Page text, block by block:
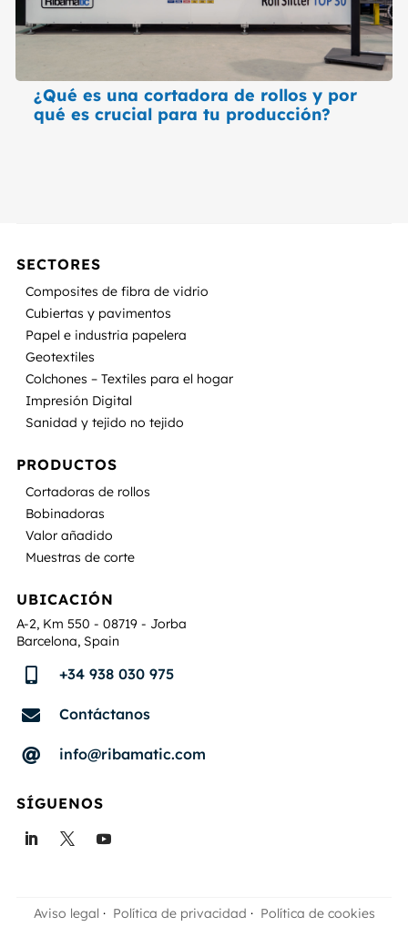
¿Qué es una cortadora de rollos y por
qué es crucial para tu producción?
SECTORES
Composites de fibra de vidrio
Cubiertas y pavimentos
Papel e industria papelera
Geotextiles
Colchones – Textiles para el hogar
Impresión Digital
Sanidad y tejido no tejido
PRODUCTOS
Cortadoras de rollos
Bobinadoras
Valor añadido
Muestras de corte
UBICACIÓN
A-2, Km 550 - 08719 - Jorba
Barcelona, Spain
 +34 938 030 975
 Contáctanos
 info@ribamatic.com
SÍGUENOS
Aviso legal · Política de privacidad · Política de cookies